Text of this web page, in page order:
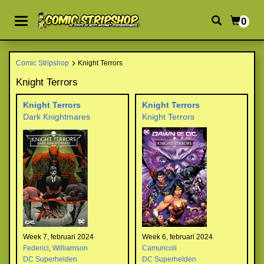
0
Comic Stripshop Knight Terrors
Knight Terrors
Knight Terrors
Dark Knightmares
Week 7, februari 2024
Federici, Williamson
DC Superhelden
Knight Terrors
Knight Terrors
Week 6, februari 2024
Camuncoli
DC Superhelden